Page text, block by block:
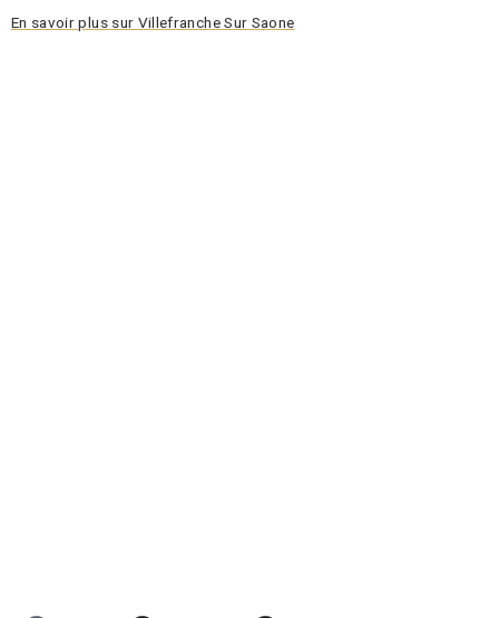
En savoir plus sur Villefranche Sur Saone